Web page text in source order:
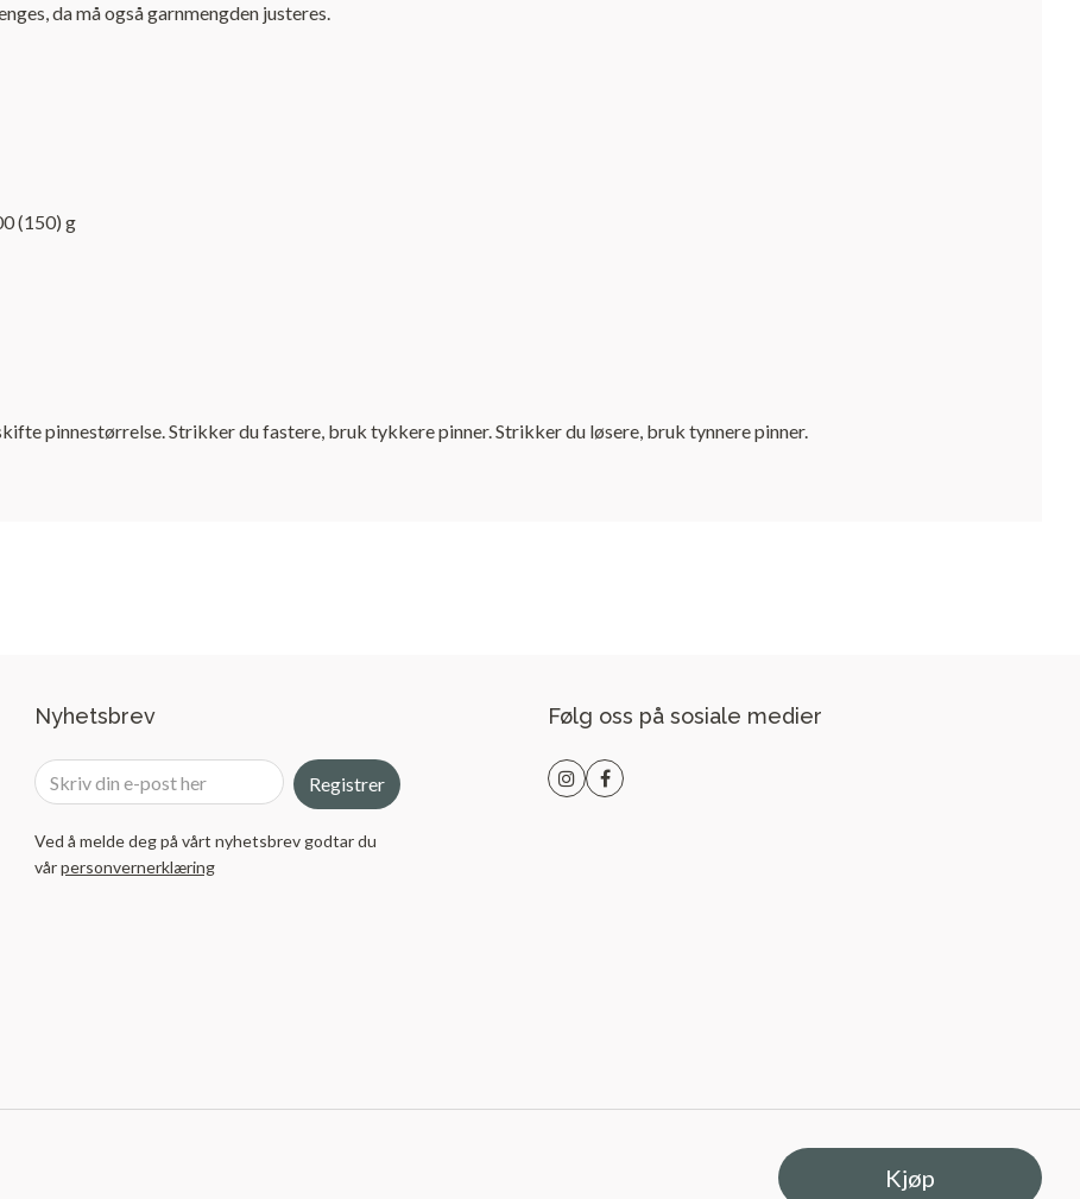
Kjøp
da må også garnmengden justeres.
(150) g
pinnestørrelse. Strikker du fastere, bruk tykkere pinner. Strikker du løsere, bruk tynnere pinner.
Nyhetsbrev
Registrer
Ved å melde deg på vårt nyhetsbrev godtar du
vårpersonvernerklæring
Følg oss på sosiale medier